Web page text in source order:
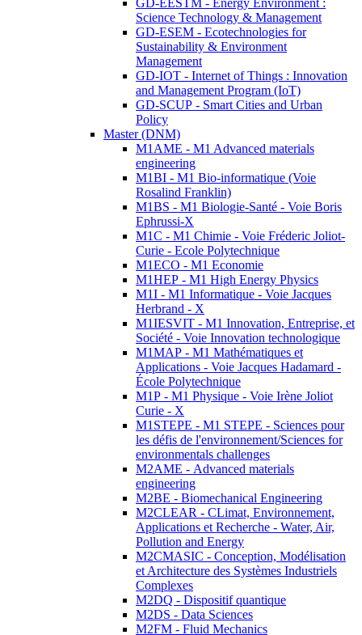
GD-EESTM - Energy Environment :
Science Technology & Management
GD-ESEM - Ecotechnologies for
Sustainability & Environment
Management
GD-IOT - Internet of Things : Innovation
and Management Program (IoT)
GD-SCUP - Smart Cities and Urban
Policy
Master (DNM)
M1AME - M1 Advanced materials
engineering
M1BI - M1 Bio-informatique (Voie
Rosalind Franklin)
M1BS - M1 Biologie-Santé - Voie Boris
Ephrussi-X
M1C - M1 Chimie - Voie Fréderic Joliot-
Curie - Ecole Polytechnique
M1ECO - M1 Economie
M1HEP - M1 High Energy Physics
M1I - M1 Informatique - Voie Jacques
Herbrand - X
M1IESVIT - M1 Innovation, Entreprise, et
Société - Voie Innovation technologique
M1MAP - M1 Mathématiques et
Applications - Voie Jacques Hadamard -
École Polytechnique
M1P - M1 Physique - Voie Irène Joliot
Curie - X
M1STEPE - M1 STEPE - Sciences pour
les défis de l'environnement/Sciences for
environmentals challenges
M2AME - Advanced materials
engineering
M2BE - Biomechanical Engineering
M2CLEAR - CLimat, Environnement,
Applications et Recherche - Water, Air,
Pollution and Energy
M2CMASIC - Conception, Modélisation
et Architecture des Systèmes Industriels
Complexes
M2DQ - Dispositif quantique
M2DS - Data Sciences
M2FM - Fluid Mechanics